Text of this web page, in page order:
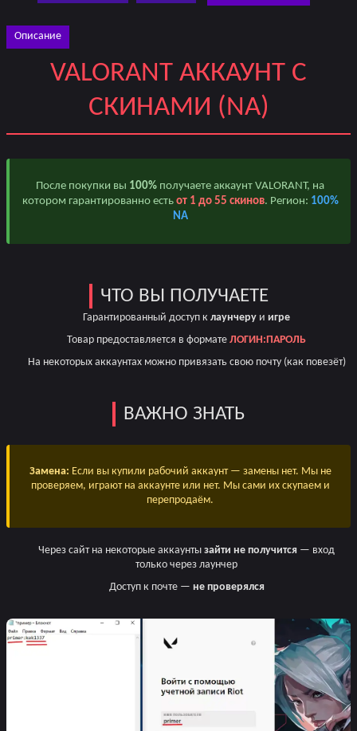
Описание
VALORANT АККАУНТ С
СКИНАМИ (NA)
После покупки вы 100% получаете аккаунт VALORANT, на
котором гарантированно естьот 1 до 55 скинов. Регион: 100%
NA
ЧТО ВЫ ПОЛУЧАЕТЕ
Гарантированный доступ к лаунчеру и игре
Товар предоставляется в формате ЛОГИН:ПАРОЛЬ
На некоторых аккаунтах можно привязать свою почту (как повезёт)
ВАЖНО ЗНАТЬ
Замена: Если вы купили рабочий аккаунт — замены нет. Мы не
проверяем, играют на аккаунте или нет. Мы сами их скупаем и
перепродаём.
Через сайт на некоторые аккаунты зайти не получится — вход
только через лаунчер
Доступ к почте — не проверялся